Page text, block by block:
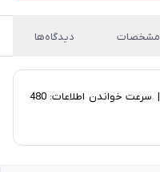
مشخصات دیدگاه‌ها
ظرفیت: 64 گیگابایت | رابط: USB 2.0 | سرعت خواندن اطلاعات: 480